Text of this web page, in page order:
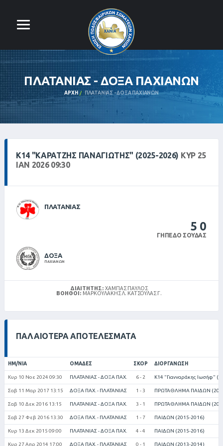
ΠΛΑΤΑΝΙΑΣ - ΔΟΞΑ ΠΑΧΙΑΝΩΝ
ΑΡΧΉ ΠΛΑΤΑΝΙΑΣ - ΔΟΞΑ ΠΑΧΙΑΝΩΝ
Κ14 "ΚΑΡΑΤΖΉΣ ΠΑΝΑΓΙΏΤΗΣ" (2025-2026) ΚΥΡ 25
ΙΑΝ 2026 09:30
ΠΛΑΤΑΝΙΑΣ
5 0
ΓΉΠΕΔΟ ΣΟΎΔΑΣ
ΔΟΞΑ
ΠΑΧΙΑΝΩΝ
ΔΙΑΙΤΗΤΉΣ: ΧΆΜΠΑΣ ΠΑΎΛΟΣ
ΒΟΗΘΟΊ: ΜΑΡΚΟΥΛΑΚΗΣ Λ. ΚΑΤΣΟΥΛΑΣ Γ.
ΠΑΛΑΙΌΤΕΡΑ ΑΠΟΤΕΛΈΣΜΑΤΑ
ΗΜ/ΝΊΑ ΟΜΆΔΕΣ ΣΚΟΡ ΔΙΟΡΓΆΝΩΣΗ
Κυρ 10 Νοε 2024 09:30 ΠΛΑΤΑΝΙΑΣ - ΔΟΞΑ ΠΑΧ. 6 - 2 Κ14 "Γιανναράκης Ιωσήφ"
Σαβ 11 Μαρ 2017 13:15 ΔΟΞΑ ΠΑΧ. - ΠΛΑΤΑΝΙΑΣ 1 - 3 ΠΡΩΤΑΘΛΗΜΑ ΠΑΙΔΩΝ
Σαβ 10 Δεκ 2016 13:15 ΠΛΑΤΑΝΙΑΣ - ΔΟΞΑ ΠΑΧ. 3 - 1 ΠΡΩΤΑΘΛΗΜΑ ΠΑΙΔΩΝ
Σαβ 27 Φεβ 2016 13:30 ΔΟΞΑ ΠΑΧ. - ΠΛΑΤΑΝΙΑΣ 1 - 7 ΠΑΙΔΩΝ (2015-2016)
Κυρ 13 Δεκ 2015 09:00 ΠΛΑΤΑΝΙΑΣ - ΔΟΞΑ ΠΑΧ. 4 - 4 ΠΑΙΔΩΝ (2015-2016)
Κυρ 27 Απρ 2014 17:00 ΔΟΞΑ ΠΑΧ. - ΠΛΑΤΑΝΙΑΣ 0 - 1 ΠΑΙΔΩΝ (2013-2014)